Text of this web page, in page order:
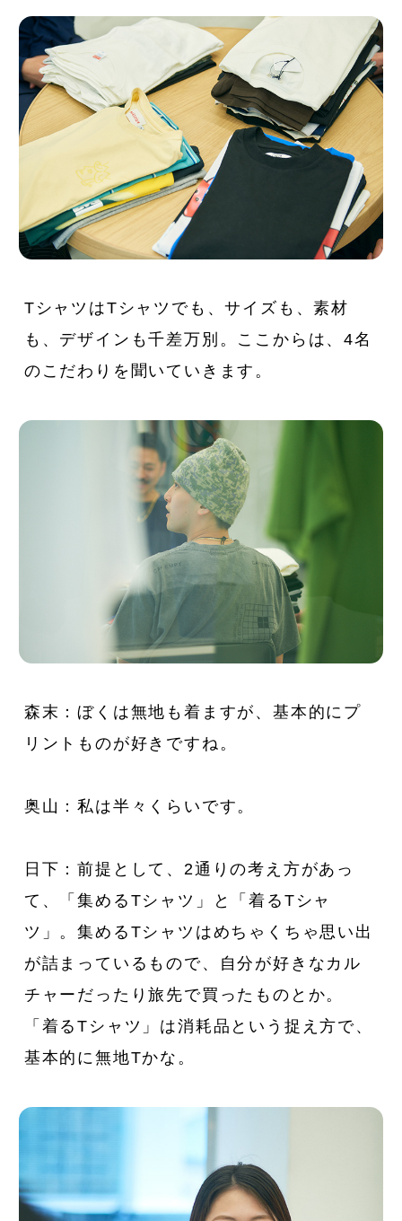
TシャツはTシャツでも、サイズも、素材
も、デザインも千差万別。ここからは、4名
のこだわりを聞いていきます。
森末：ぼくは無地も着ますが、基本的にプ
リントものが好きですね。
奥山：私は半々くらいです。
日下：前提として、2通りの考え方があっ
て、「集めるTシャツ」と「着るTシャ
ツ」。集めるTシャツはめちゃくちゃ思い出
が詰まっているもので、自分が好きなカル
チャーだったり旅先で買ったものとか。
「着るTシャツ」は消耗品という捉え方で、
基本的に無地Tかな。